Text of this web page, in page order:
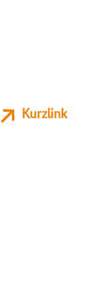
Kurzlink